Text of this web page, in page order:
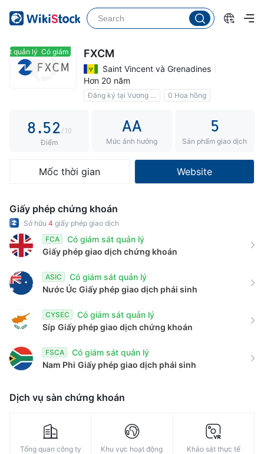
quản lý Có giám sát quản lý
FXCM
Saint Vincent và Grenadines
Hơn 20 năm
Đăng ký tại Vương quốc Anh 0 Hoa hồng
3
4
5
8.
0
1
2
5
6
7
9
2
3
4
6
7
8
9
/10
Điểm
AA
Mức ảnh hưởng
5
Sản phẩm giao dịch
Mốc thời gian Website
Giấy phép chứng khoán
Sở hữu 4 giấy phép giao dịch
FCA
Có giám sát quản lý
Giấy phép giao dịch chứng khoán
ASIC
Có giám sát quản lý
Nước Úc Giấy phép giao dịch phái sinh
CYSEC
Có giám sát quản lý
Síp Giấy phép giao dịch chứng khoán
FSCA
Có giám sát quản lý
Nam Phi Giấy phép giao dịch phái sinh
Dịch vụ sàn chứng khoán
Tổng quan công ty Khu vực hoạt động Khảo sát thực tế